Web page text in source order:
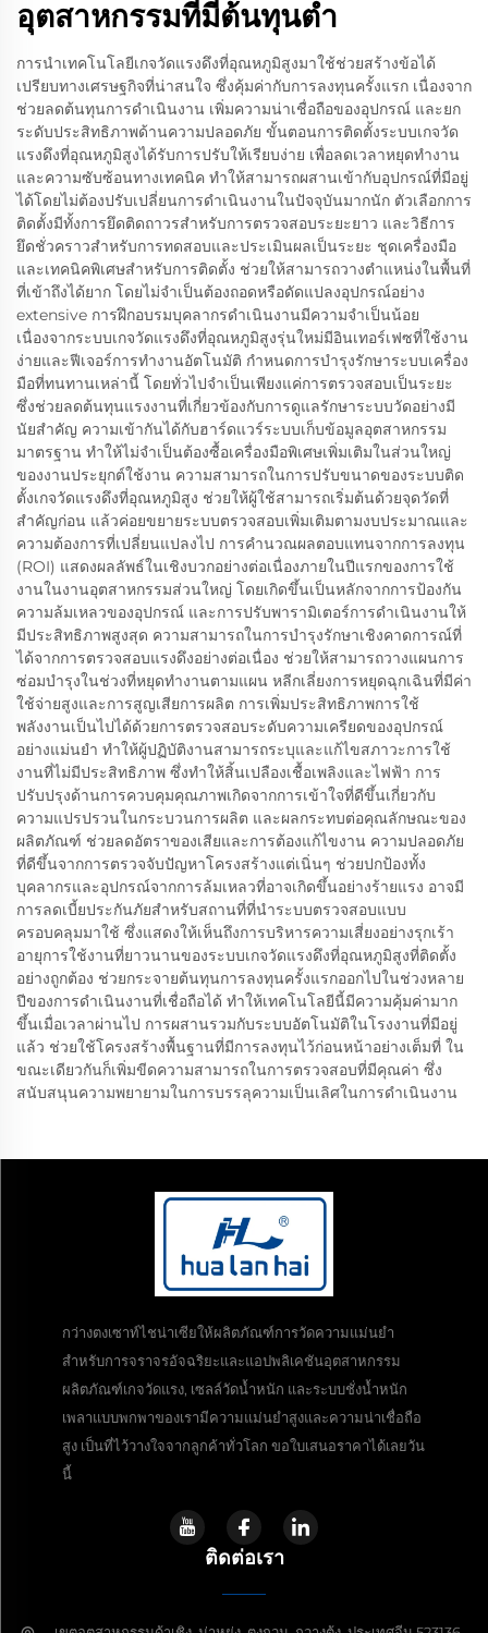
อุตสาหกรรมที่มีต้นทุนต่ำ
การนำเทคโนโลยีเกจวัดแรงดึงที่อุณหภูมิสูงมาใช้ช่วยสร้างข้อได้
เปรียบทางเศรษฐกิจที่น่าสนใจ ซึ่งคุ้มค่ากับการลงทุนครั้งแรก เนื่องจาก
ช่วยลดต้นทุนการดำเนินงาน เพิ่มความน่าเชื่อถือของอุปกรณ์ และยก
ระดับประสิทธิภาพด้านความปลอดภัย ขั้นตอนการติดตั้งระบบเกจวัด
แรงดึงที่อุณหภูมิสูงได้รับการปรับให้เรียบง่าย เพื่อลดเวลาหยุดทำงาน
และความซับซ้อนทางเทคนิค ทำให้สามารถผสานเข้ากับอุปกรณ์ที่มีอยู่
ได้โดยไม่ต้องปรับเปลี่ยนการดำเนินงานในปัจจุบันมากนัก ตัวเลือกการ
ติดตั้งมีทั้งการยึดติดถาวรสำหรับการตรวจสอบระยะยาว และวิธีการ
ยึดชั่วคราวสำหรับการทดสอบและประเมินผลเป็นระยะ ชุดเครื่องมือ
และเทคนิคพิเศษสำหรับการติดตั้ง ช่วยให้สามารถวางตำแหน่งในพื้นที่
ที่เข้าถึงได้ยาก โดยไม่จำเป็นต้องถอดหรือดัดแปลงอุปกรณ์อย่าง
extensive การฝึกอบรมบุคลากรดำเนินงานมีความจำเป็นน้อย
เนื่องจากระบบเกจวัดแรงดึงที่อุณหภูมิสูงรุ่นใหม่มีอินเทอร์เฟซที่ใช้งาน
ง่ายและฟีเจอร์การทำงานอัตโนมัติ กำหนดการบำรุงรักษาระบบเครื่อง
มือที่ทนทานเหล่านี้ โดยทั่วไปจำเป็นเพียงแค่การตรวจสอบเป็นระยะ
ซึ่งช่วยลดต้นทุนแรงงานที่เกี่ยวข้องกับการดูแลรักษาระบบวัดอย่างมี
นัยสำคัญ ความเข้ากันได้กับฮาร์ดแวร์ระบบเก็บข้อมูลอุตสาหกรรม
มาตรฐาน ทำให้ไม่จำเป็นต้องซื้อเครื่องมือพิเศษเพิ่มเติมในส่วนใหญ่
ของงานประยุกต์ใช้งาน ความสามารถในการปรับขนาดของระบบติด
ตั้งเกจวัดแรงดึงที่อุณหภูมิสูง ช่วยให้ผู้ใช้สามารถเริ่มต้นด้วยจุดวัดที่
สำคัญก่อน แล้วค่อยขยายระบบตรวจสอบเพิ่มเติมตามงบประมาณและ
ความต้องการที่เปลี่ยนแปลงไป การคำนวณผลตอบแทนจากการลงทุน
(ROI) แสดงผลลัพธ์ในเชิงบวกอย่างต่อเนื่องภายในปีแรกของการใช้
งานในงานอุตสาหกรรมส่วนใหญ่ โดยเกิดขึ้นเป็นหลักจากการป้องกัน
ความล้มเหลวของอุปกรณ์ และการปรับพารามิเตอร์การดำเนินงานให้
มีประสิทธิภาพสูงสุด ความสามารถในการบำรุงรักษาเชิงคาดการณ์ที่
ได้จากการตรวจสอบแรงดึงอย่างต่อเนื่อง ช่วยให้สามารถวางแผนการ
ซ่อมบำรุงในช่วงที่หยุดทำงานตามแผน หลีกเลี่ยงการหยุดฉุกเฉินที่มีค่า
ใช้จ่ายสูงและการสูญเสียการผลิต การเพิ่มประสิทธิภาพการใช้
พลังงานเป็นไปได้ด้วยการตรวจสอบระดับความเครียดของอุปกรณ์
อย่างแม่นยำ ทำให้ผู้ปฏิบัติงานสามารถระบุและแก้ไขสภาวะการใช้
งานที่ไม่มีประสิทธิภาพ ซึ่งทำให้สิ้นเปลืองเชื้อเพลิงและไฟฟ้า การ
ปรับปรุงด้านการควบคุมคุณภาพเกิดจากการเข้าใจที่ดีขึ้นเกี่ยวกับ
ความแปรปรวนในกระบวนการผลิต และผลกระทบต่อคุณลักษณะของ
ผลิตภัณฑ์ ช่วยลดอัตราของเสียและการต้องแก้ไขงาน ความปลอดภัย
ที่ดีขึ้นจากการตรวจจับปัญหาโครงสร้างแต่เนิ่นๆ ช่วยปกป้องทั้ง
บุคลากรและอุปกรณ์จากการล้มเหลวที่อาจเกิดขึ้นอย่างร้ายแรง อาจมี
การลดเบี้ยประกันภัยสำหรับสถานที่ที่นำระบบตรวจสอบแบบ
ครอบคลุมมาใช้ ซึ่งแสดงให้เห็นถึงการบริหารความเสี่ยงอย่างรุกเร้า
อายุการใช้งานที่ยาวนานของระบบเกจวัดแรงดึงที่อุณหภูมิสูงที่ติดตั้ง
อย่างถูกต้อง ช่วยกระจายต้นทุนการลงทุนครั้งแรกออกไปในช่วงหลาย
ปีของการดำเนินงานที่เชื่อถือได้ ทำให้เทคโนโลยีนี้มีความคุ้มค่ามาก
ขึ้นเมื่อเวลาผ่านไป การผสานรวมกับระบบอัตโนมัติในโรงงานที่มีอยู่
แล้ว ช่วยใช้โครงสร้างพื้นฐานที่มีการลงทุนไว้ก่อนหน้าอย่างเต็มที่ ใน
ขณะเดียวกันก็เพิ่มขีดความสามารถในการตรวจสอบที่มีคุณค่า ซึ่ง
สนับสนุนความพยายามในการบรรลุความเป็นเลิศในการดำเนินงาน
กว่างตงเซาท์ไชน่าเซียให้ผลิตภัณฑ์การวัดความแม่นยำ
สำหรับการจราจรอัจฉริยะและแอปพลิเคชันอุตสาหกรรม
ผลิตภัณฑ์เกจวัดแรง, เซลล์วัดน้ำหนัก และระบบชั่งน้ำหนัก
เพลาแบบพกพาของเรามีความแม่นยำสูงและความน่าเชื่อถือ
สูง เป็นที่ไว้วางใจจากลูกค้าทั่วโลก ขอใบเสนอราคาได้เลยวัน
นี้
ติดต่อเรา